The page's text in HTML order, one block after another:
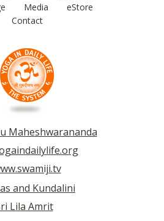
Media
eStore
Contact
Maheshwarananda
and Kundalini
Lila Amrit